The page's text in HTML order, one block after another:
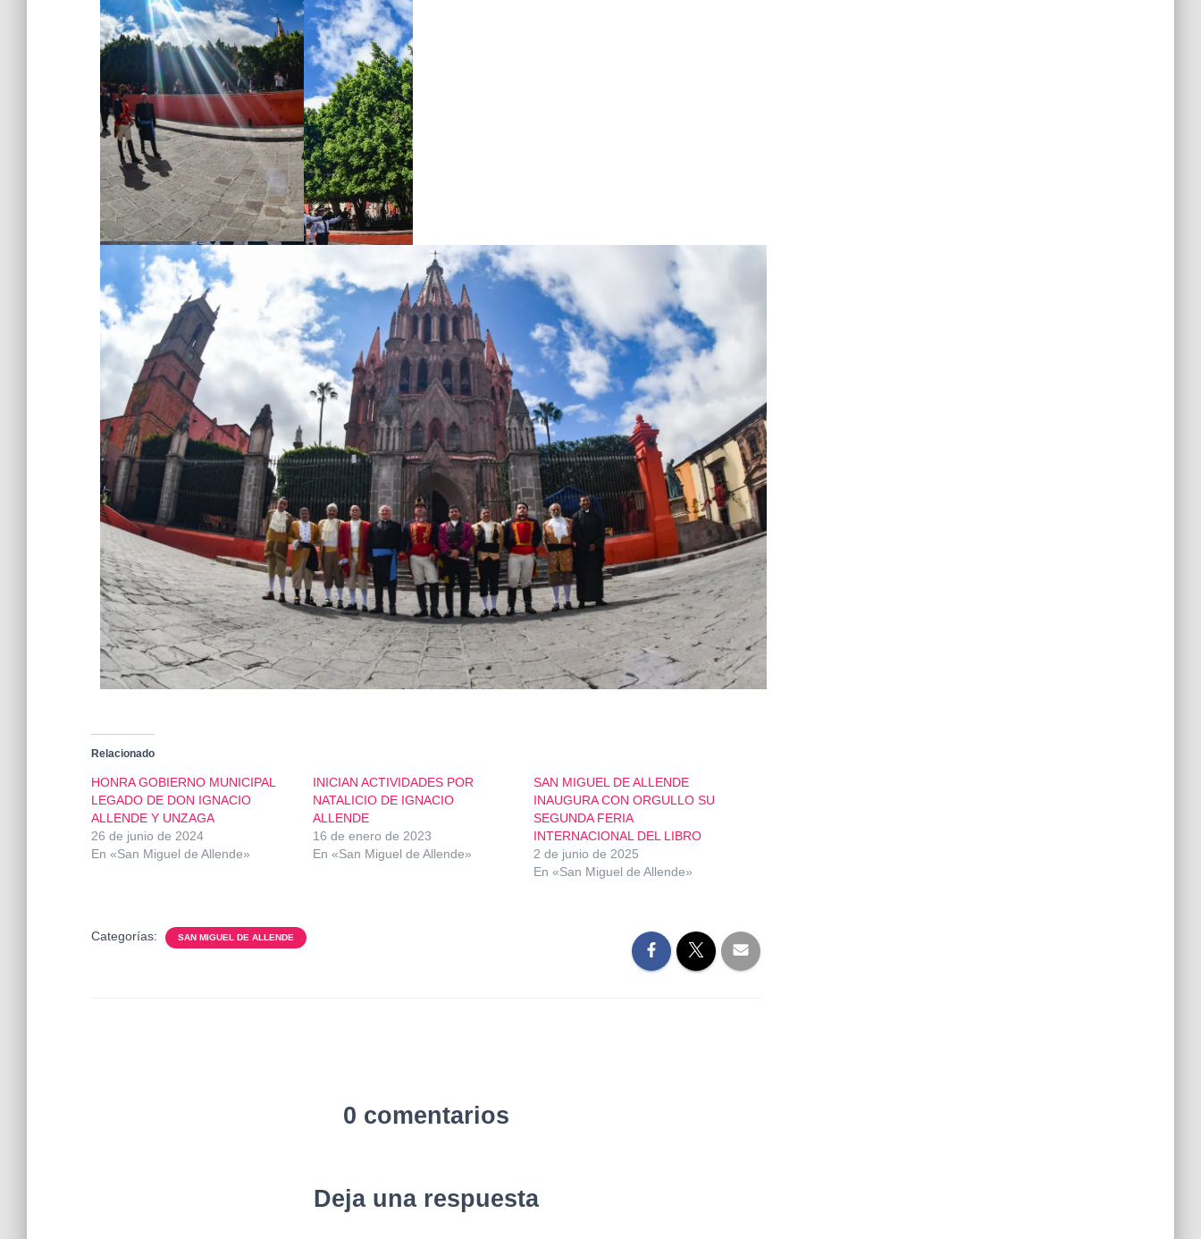
Relacionado
HONRA GOBIERNO MUNICIPAL
LEGADO DE DON IGNACIO
ALLENDE Y UNZAGA
26 de junio de 2024
En «San Miguel de Allende»
INICIAN ACTIVIDADES POR
NATALICIO DE IGNACIO
ALLENDE
16 de enero de 2023
En «San Miguel de Allende»
SAN MIGUEL DE ALLENDE
INAUGURA CON ORGULLO SU
SEGUNDA FERIA
INTERNACIONAL DEL LIBRO
2 de junio de 2025
En «San Miguel de Allende»
Categorías: SAN MIGUEL DE ALLENDE
0 comentarios
Deja una respuesta